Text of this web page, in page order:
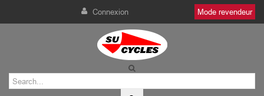
Connexion Mode revendeur